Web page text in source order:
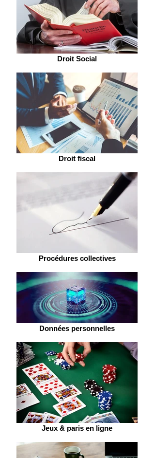
Droit Social
Droit fiscal
Procédures collectives
Données personnelles
Jeux & paris en ligne